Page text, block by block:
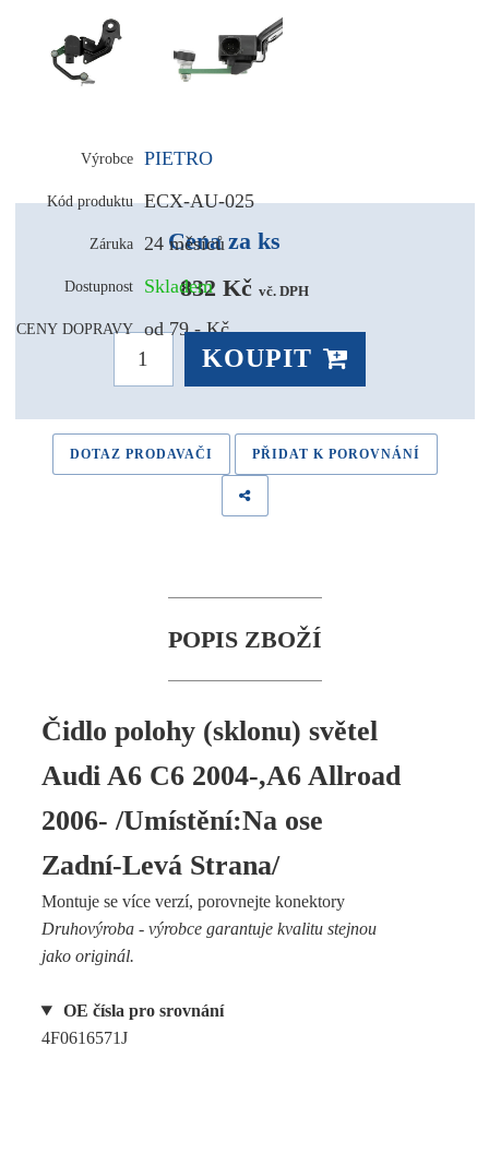
Výrobce PIETRO
Kód produktu ECX-AU-025
Záruka 24 měsíců
Dostupnost Skladem
CENY DOPRAVY od 79,- Kč
Cena za ks
832 Kč vč. DPH
KOUPIT
DOTAZ PRODAVAČI PŘIDAT K POROVNÁNÍ
POPIS ZBOŽÍ
Čidlo polohy (sklonu) světel
Audi A6 C6 2004-,A6 Allroad
2006- /Umístění:Na ose
Zadní-Levá Strana/
Montuje se více verzí, porovnejte konektory
Druhovýroba - výrobce garantuje kvalitu stejnou
jako originál.
OE čísla pro srovnání
4F0616571J